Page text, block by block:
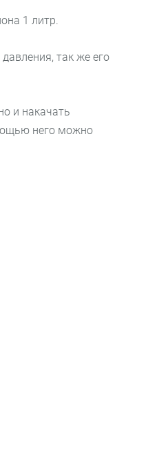
1 литр.
так же его
и накачать
него можно